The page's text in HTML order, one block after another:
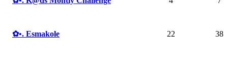
✿ •. Esmakole 22 38